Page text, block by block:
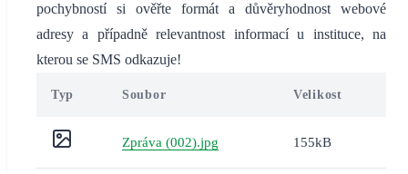
pochybností si ověřte formát a důvěryhodnost webové
adresy a případně relevantnost informací u instituce, na
kterou se SMS odkazuje!
Typ Soubor Velikost
Zpráva (002).jpg 155kB